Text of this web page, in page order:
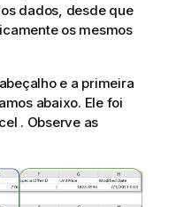
dados, desde que
os mesmos
e a primeira
abaixo. Ele foi
. Observe as